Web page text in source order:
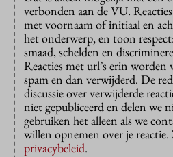
verbonden aan de VU.
met voornaam of initiaal en
het onderwerp, en toon
smaad, schelden en
Reacties met url’s erin worden
spam en dan verwijderd. De
discussie over verwijderde
niet gepubliceerd en delen we
gebruiken het alleen als we
willen opnemen over je
privacybeleid.